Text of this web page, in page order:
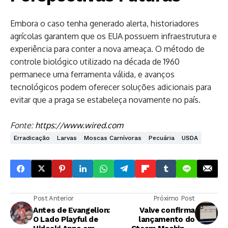
Embora o caso tenha generado alerta, historiadores
agrícolas garantem que os EUA possuem infraestrutura e
experiência para conter a nova ameaça. O método de
controle biológico utilizado na década de 1960
permanece uma ferramenta válida, e avanços
tecnológicos podem oferecer soluções adicionais para
evitar que a praga se estabeleça novamente no país.
Fonte: https://www.wired.com
Erradicação Larvas Moscas Carnívoras Pecuária USDA
Post Anterior
Antes de Evangelion:
O Lado Playful de
Próximo Post
Valve confirma
lançamento do